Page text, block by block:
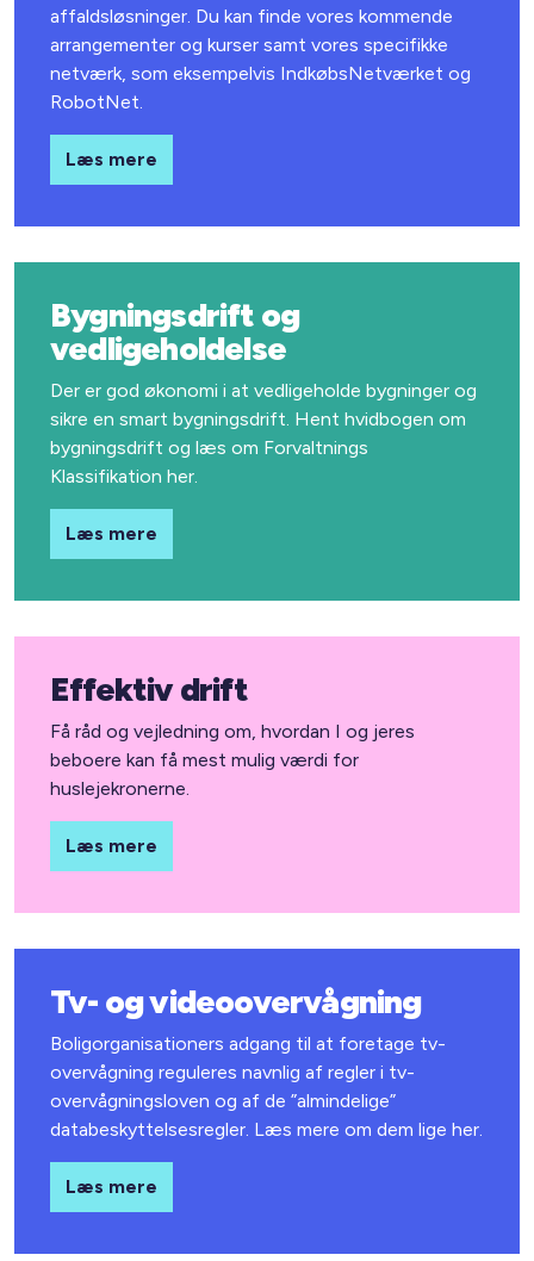
affaldsløsninger. Du kan finde vores kommende
arrangementer og kurser samt vores specifikke
netværk, som eksempelvis IndkøbsNetværket og
RobotNet.
Læs mere
Bygningsdrift og
vedligeholdelse
Der er god økonomi i at vedligeholde bygninger og
sikre en smart bygningsdrift. Hent hvidbogen om
bygningsdrift og læs om Forvaltnings
Klassifikation her.
Læs mere
Effektiv drift
Få råd og vejledning om, hvordan I og jeres
beboere kan få mest mulig værdi for
huslejekronerne.
Læs mere
Tv- og videoovervågning
Boligorganisationers adgang til at foretage tv-
overvågning reguleres navnlig af regler i tv-
overvågningsloven og af de ”almindelige”
databeskyttelsesregler. Læs mere om dem lige her.
Læs mere